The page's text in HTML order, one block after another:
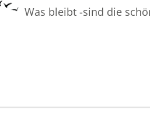
Was bleibt -sind die